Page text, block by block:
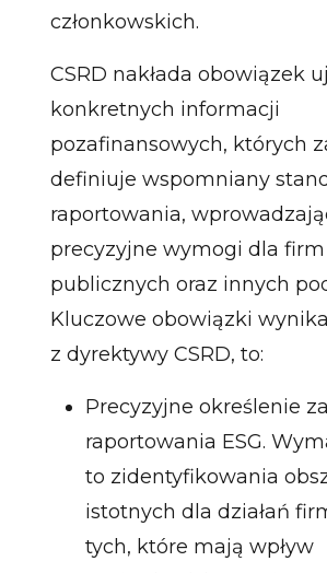
członkowskich.
CSRD nakłada obowiązek
konkretnych informacji
pozafinansowych, których
definiuje wspomniany
raportowania,
precyzyjne wymogi dla firm
publicznych oraz innych
Kluczowe obowiązki
z dyrektywy CSRD, to:
Precyzyjne określenie
raportowania ESG.
to zidentyfikowania
istotnych dla działań
tych, które mają wpływ